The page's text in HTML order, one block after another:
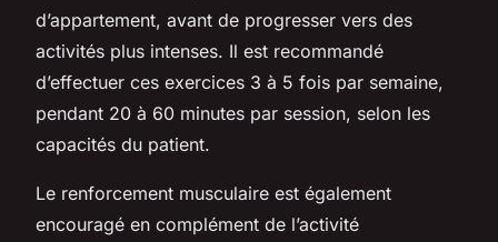
d’appartement, avant de progresser vers des
activités plus intenses. Il est recommandé
d’effectuer ces exercices 3 à 5 fois par semaine,
pendant 20 à 60 minutes par session, selon les
capacités du patient.
Le renforcement musculaire est également
encouragé en complément de l’activité